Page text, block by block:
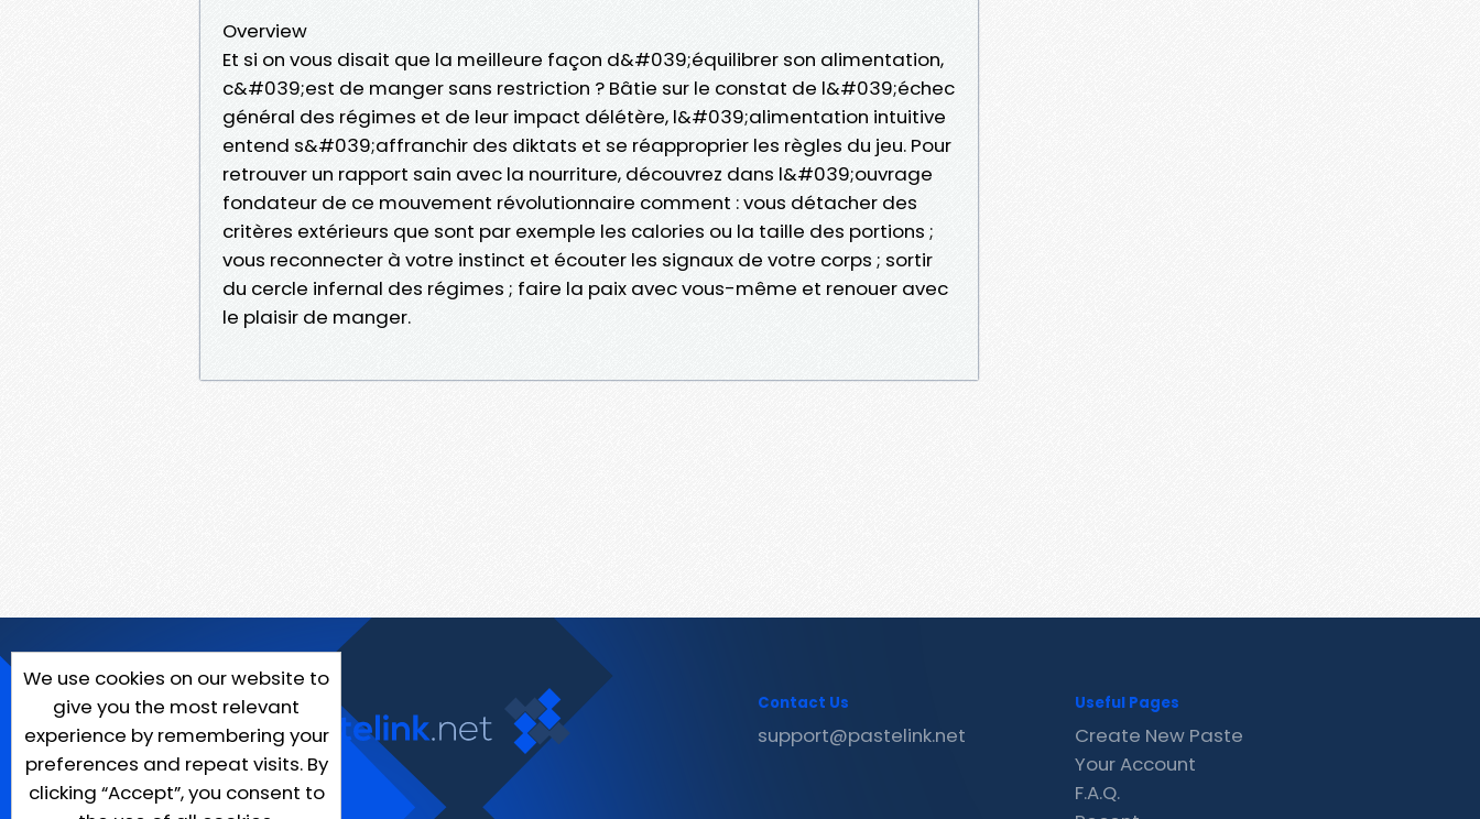
Overview
Et si on vous disait que la meilleure façon d&#039;équilibrer son alimentation,
c&#039;est de manger sans restriction ? Bâtie sur le constat de l&#039;échec
général des régimes et de leur impact délétère, l&#039;alimentation intuitive
entend s&#039;affranchir des diktats et se réapproprier les règles du jeu. Pour
retrouver un rapport sain avec la nourriture, découvrez dans l&#039;ouvrage
fondateur de ce mouvement révolutionnaire comment : vous détacher des
critères extérieurs que sont par exemple les calories ou la taille des portions ;
vous reconnecter à votre instinct et écouter les signaux de votre corps ; sortir
du cercle infernal des régimes ; faire la paix avec vous-même et renouer avec
le plaisir de manger.
We use cookies on our website to
give you the most relevant
experience by remembering your
preferences and repeat visits. By
clicking “Accept”, you consent to
Contact Us
support@pastelink.net
Useful Pages
Create New Paste
Your Account
F.A.Q.